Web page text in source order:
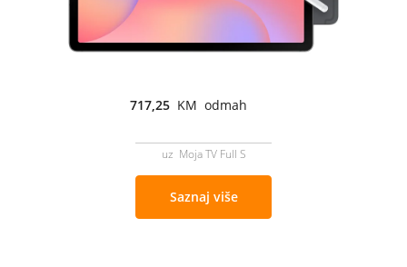
717,25 KM odmah
uz Moja TV Full S
Saznaj više